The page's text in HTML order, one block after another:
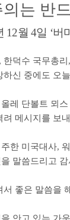
는 반
12월4일 ‘버
, 한덕수 국무총리 ,
신 중에도 오늘
레 단볼트 뫼
려 메시지를 보
한 미국대사,
말씀드리고
좋은 말씀을